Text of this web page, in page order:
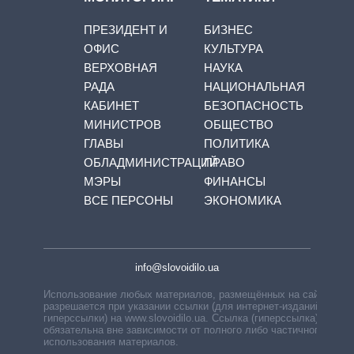
ПРЕЗИДЕНТ И
ОФИС
ВЕРХОВНАЯ
РАДА
КАБИНЕТ
МИНИСТРОВ
ГЛАВЫ
ОБЛАДМИНИСТРАЦИЙ
МЭРЫ
ВСЕ ПЕРСОНЫ
БИЗНЕС
КУЛЬТУРА
НАУКА
НАЦИОНАЛЬНАЯ
БЕЗОПАСНОСТЬ
ОБЩЕСТВО
ПОЛИТИКА
ПРАВО
ФИНАНСЫ
ЭКОНОМИКА
info@slovoidilo.ua
Использование любых материалов, размещённых на сайте,
разрешается при указании ссылки (для интернет-изданий —
гиперссылки) на www.slovoidilo.ua. Ссылка (гиперссылка)
обязательна вне зависимости от полного либо частичного
использования материалов.